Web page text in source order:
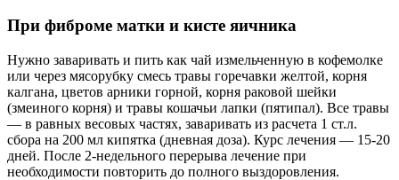
При фиброме матки и кисте яичника
Нужно заваривать и пить как чай измельченную в кофемолке
или через мясорубку смесь травы горечавки желтой, корня
калгана, цветов арники горной, корня раковой шейки
(змеиного корня) и травы кошачьи лапки (пятипал). Все травы
— в равных весовых частях, заваривать из расчета 1 ст.л.
сбора на 200 мл кипятка (дневная доза). Курс лечения — 15-20
дней. После 2-недельного перерыва лечение при
необходимости повторить до полного выздоровления.